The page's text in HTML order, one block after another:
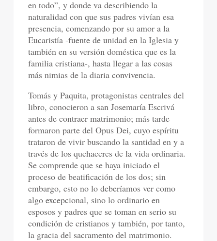
en todo”, y donde va describiendo la
naturalidad con que sus padres vivían esa
presencia, comenzando por su amor a la
Eucaristía -fuente de unidad en la Iglesia y
también en su versión doméstica que es la
familia cristiana-, hasta llegar a las cosas
más nimias de la diaria convivencia.
Tomás y Paquita, protagonistas centrales del
libro, conocieron a san Josemaría Escrivá
antes de contraer matrimonio; más tarde
formaron parte del Opus Dei, cuyo espíritu
trataron de vivir buscando la santidad en y a
través de los quehaceres de la vida ordinaria.
Se comprende que se haya iniciado el
proceso de beatificación de los dos; sin
embargo, esto no lo deberíamos ver como
algo excepcional, sino lo ordinario en
esposos y padres que se toman en serio su
condición de cristianos y también, por tanto,
la gracia del sacramento del matrimonio.